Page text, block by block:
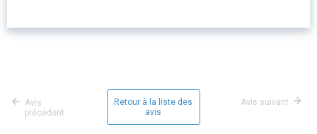
Avis
précédent
Retour à la liste des
avis
Avis suivant